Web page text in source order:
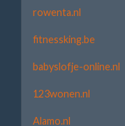
rowenta.nl
fitnessking.be
babyslofje-online.nl
123wonen.nl
Alamo.nl